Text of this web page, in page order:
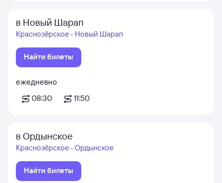
в Новый Шарап
Краснозёрское - Новый Шарап
Найти билеты
ежедневно
08:30
11:50
в Ордынское
Краснозёрское - Ордынское
Найти билеты